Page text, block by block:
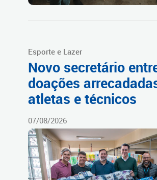
Esporte e Lazer
Novo secretário
doações
atletas e técnicos
07/08/2026